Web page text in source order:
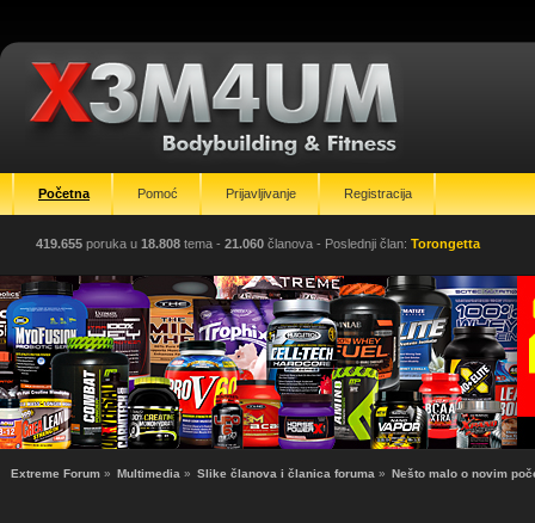
Početna Pomoć Prijavljivanje Registracija
419.655 poruka u 18.808 tema - 21.060 članova - Poslednji član: Torongetta
Extreme Forum » Multimedia » Slike članova i članica foruma » Nešto malo o novim